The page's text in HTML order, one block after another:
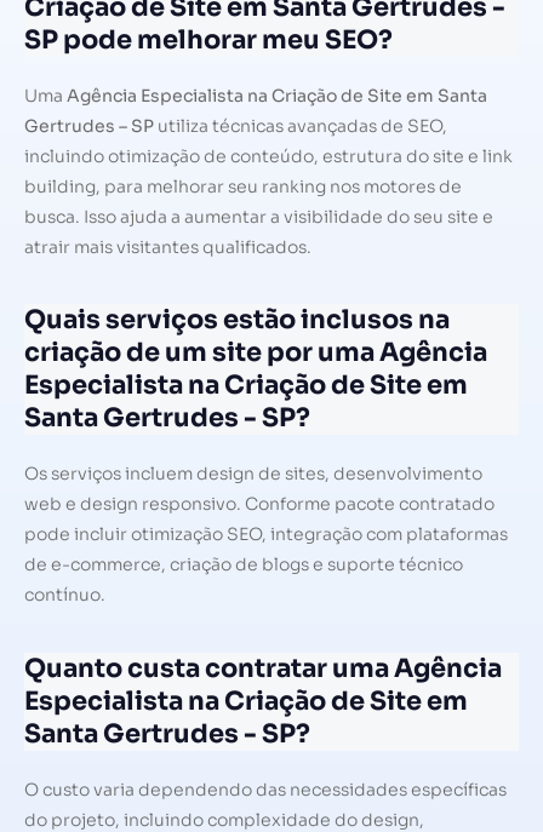
Criação de Site em Santa Gertrudes -
SP pode melhorar meu SEO?
Uma Agência Especialista na Criação de Site em Santa
Gertrudes – SP utiliza técnicas avançadas de SEO,
incluindo otimização de conteúdo, estrutura do site e link
building, para melhorar seu ranking nos motores de
busca. Isso ajuda a aumentar a visibilidade do seu site e
atrair mais visitantes qualificados.
Quais serviços estão inclusos na
criação de um site por uma Agência
Especialista na Criação de Site em
Santa Gertrudes - SP?
Os serviços incluem design de sites, desenvolvimento
web e design responsivo. Conforme pacote contratado
pode incluir otimização SEO, integração com plataformas
de e-commerce, criação de blogs e suporte técnico
contínuo.
Quanto custa contratar uma Agência
Especialista na Criação de Site em
Santa Gertrudes - SP?
O custo varia dependendo das necessidades específicas
do projeto, incluindo complexidade do design,